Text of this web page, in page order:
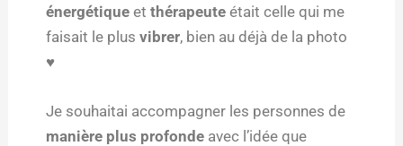
énergétique etthérapeute était celle qui me
faisait le plusvibrer, bien au déjà de la photo
♥️
Je souhaitai accompagner les personnes de
manière plus profonde avec l’idée que